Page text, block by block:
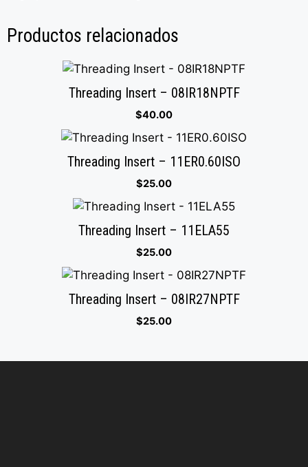
Productos relacionados
Threading Insert – 08IR18NPTF
$40.00
Threading Insert – 11ER0.60ISO
$25.00
Threading Insert – 11ELA55
$25.00
Threading Insert – 08IR27NPTF
$25.00